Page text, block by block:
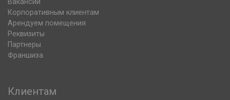
Вакансии
Корпоративным клиентам
Арендуем помещения
Реквизиты
Партнеры
Франшиза
Клиентам